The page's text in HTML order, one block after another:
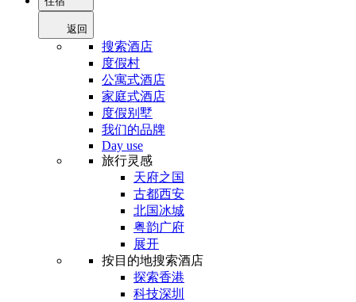
返回
搜索酒店
度假村
公寓式酒店
家庭式酒店
度假别墅
我们的品牌
Day use
旅行灵感
天府之国
古都西安
北国冰城
粤韵广府
展开
按目的地搜索酒店
探索香港
科技深圳